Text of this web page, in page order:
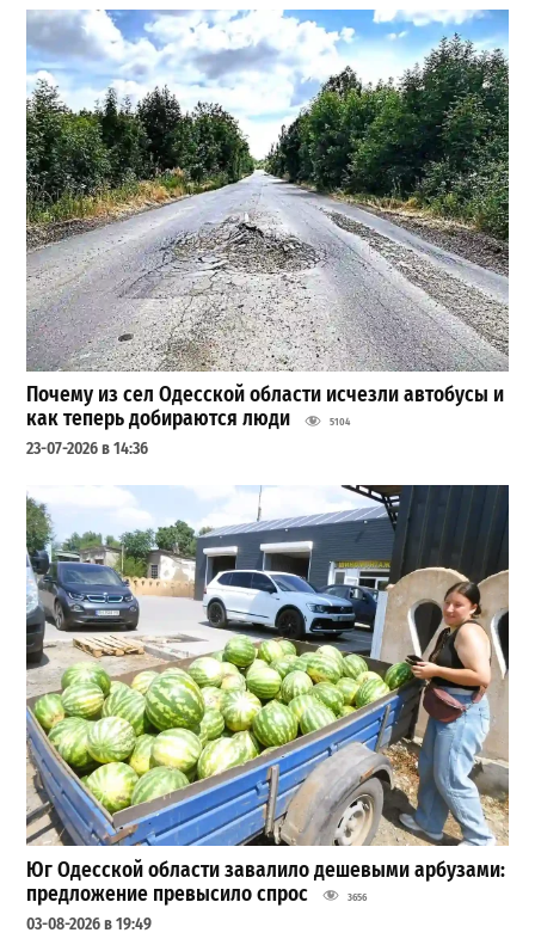
Почему из сел Одесской области исчезли автобусы и
как теперь добираются люди
5104
23-07-2026 в 14:36
Юг Одесской области завалило дешевыми арбузами:
предложение превысило спрос
3656
03-08-2026 в 19:49